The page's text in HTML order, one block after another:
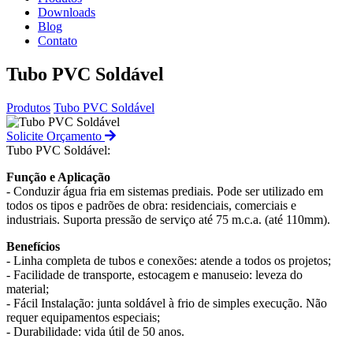
Downloads
Blog
Contato
Tubo PVC Soldável
Produtos Tubo PVC Soldável
Solicite Orçamento
Tubo PVC Soldável:
Função e Aplicação
- Conduzir água fria em sistemas prediais. Pode ser utilizado em
todos os tipos e padrões de obra: residenciais, comerciais e
industriais. Suporta pressão de serviço até 75 m.c.a. (até 110mm).
Benefícios
- Linha completa de tubos e conexões: atende a todos os projetos;
- Facilidade de transporte, estocagem e manuseio: leveza do
material;
- Fácil Instalação: junta soldável à frio de simples execução. Não
requer equipamentos especiais;
- Durabilidade: vida útil de 50 anos.